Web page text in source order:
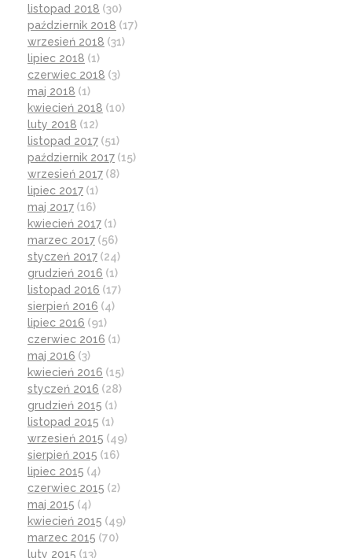
listopad 2018 (30)
październik 2018 (17)
wrzesień 2018 (31)
lipiec 2018 (1)
czerwiec 2018 (3)
maj 2018 (1)
kwiecień 2018 (10)
luty 2018 (12)
listopad 2017 (51)
październik 2017 (15)
wrzesień 2017 (8)
lipiec 2017 (1)
maj 2017 (16)
kwiecień 2017 (1)
marzec 2017 (56)
styczeń 2017 (24)
grudzień 2016 (1)
listopad 2016 (17)
sierpień 2016 (4)
lipiec 2016 (91)
czerwiec 2016 (1)
maj 2016 (3)
kwiecień 2016 (15)
styczeń 2016 (28)
grudzień 2015 (1)
listopad 2015 (1)
wrzesień 2015 (49)
sierpień 2015 (16)
lipiec 2015 (4)
czerwiec 2015 (2)
maj 2015 (4)
kwiecień 2015 (49)
marzec 2015 (70)
luty 2015 (13)